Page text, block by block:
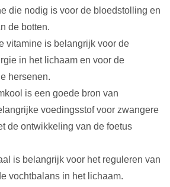
die nodig is voor de bloedstolling en
de botten.
vitamine is belangrijk voor de
in het lichaam en voor de
hersenen.
is een goede bron van
voedingsstof voor zwangere
de ontwikkeling van de foetus
is belangrijk voor het reguleren van
vochtbalans in het lichaam.